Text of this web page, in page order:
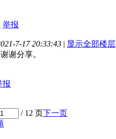
举报
7-17 20:33:43 | 显示全部楼层
谢分享。
报
/ 12 页下一页